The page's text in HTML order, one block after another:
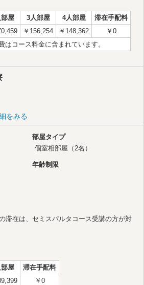
屋 3人部屋 4人部屋
滞在手配料
￥156,254 ￥148,362
￥0
はコース料金に含まれています。
をみる
部屋タイプ
個室相部屋（2名）
年齢制限
滞在は、セミスパルタコース受講の方が対
屋
滞在手配料
￥0